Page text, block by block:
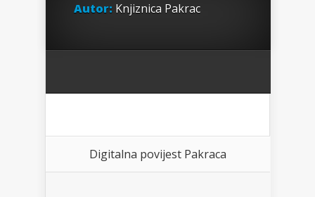
Autor: Knjiznica Pakrac
Digitalna povijest Pakraca